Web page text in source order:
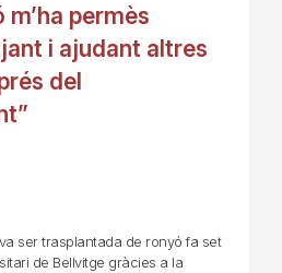
m’ha permès
i ajudant altres
del
ser trasplantada de ronyó fa set
de Bellvitge gràcies a la